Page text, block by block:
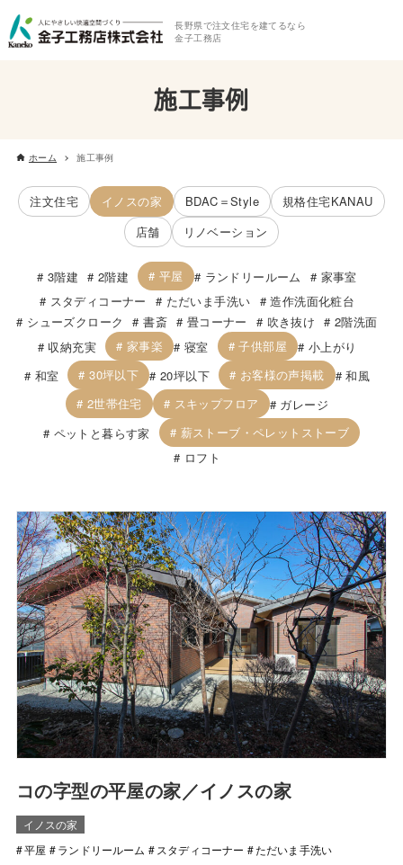
長野県で注文住宅を建てるなら
金子工務店
施工事例
ホーム 施工事例
注文住宅 イノスの家 BDAC＝Style
規格住宅KANAU
店舗
リノベーション
3階建 2階建 平屋 ランドリールーム
家事室
スタディコーナー
ただいま手洗い
造作洗面化粧台
シューズクローク
書斎 畳コーナー 吹き抜け
2階洗面
収納充実
家事楽 寝室 子供部屋
小上がり
和室
30坪以下 20坪以下 お客様の声掲載
和風
2世帯住宅
スキップフロア
ガレージ
ペットと暮らす家
薪ストーブ・ペレットストーブ
ロフト
コの字型の平屋の家／イノスの家
イノスの家
平屋
ランドリールーム スタディコーナー ただいま手洗い